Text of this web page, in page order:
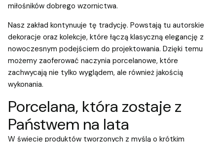
miłośników dobrego wzornictwa.
Nasz zakład kontynuuje tę tradycję. Powstają tu autorskie
dekoracje oraz kolekcje, które łączą klasyczną elegancję z
nowoczesnym podejściem do projektowania. Dzięki temu
możemy zaoferować naczynia porcelanowe, które
zachwycają nie tylko wyglądem, ale również jakością
wykonania.
Porcelana, która zostaje z
Państwem na lata
W świecie produktów tworzonych z myślą o krótkim